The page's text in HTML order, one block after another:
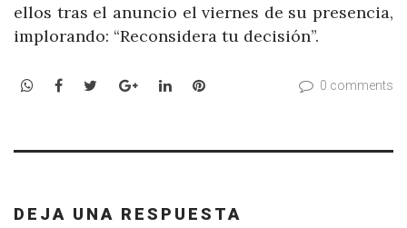
ellos tras el anuncio el viernes de su presencia,
implorando: “Reconsidera tu decisión”.
WhatsApp
Facebook
TwitterGoogle+LinkedInPinterest 0 comments
DEJA UNA RESPUESTA